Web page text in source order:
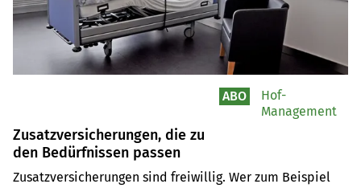
Zusatzversicherungen, die zu
den Bedürfnissen passen
Zusatzversicherungen sind freiwillig. Wer zum Beispiel
ABO
Hof-
Management